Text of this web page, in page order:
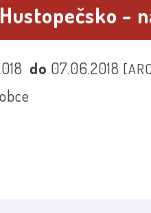
-
do 07.06.2018